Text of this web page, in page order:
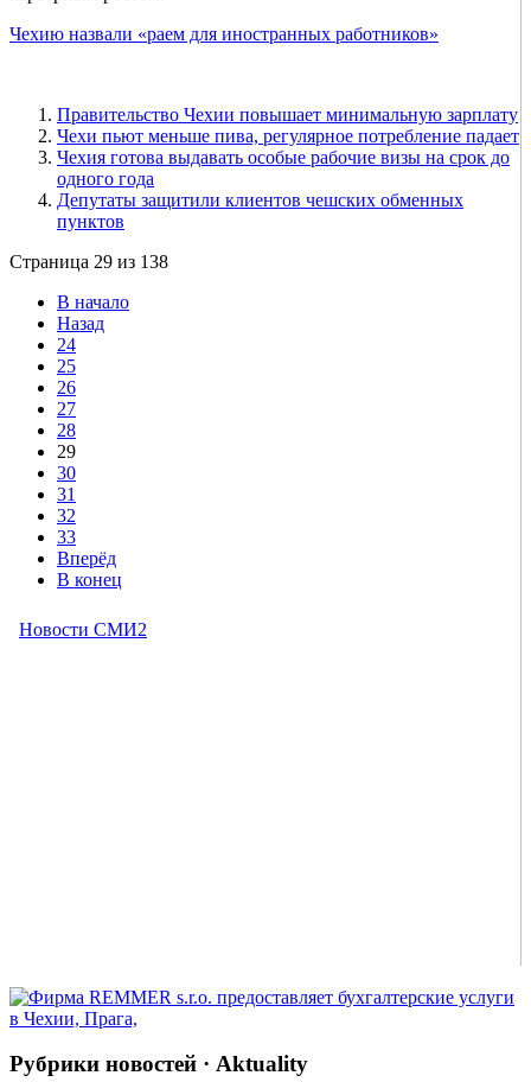
Чехию назвали «раем для иностранных работников»
Правительство Чехии повышает минимальную зарплату
Чехи пьют меньше пива, регулярное потребление падает
Чехия готова выдавать особые рабочие визы на срок до
одного года
Депутаты защитили клиентов чешских обменных
пунктов
Страница 29 из 138
В начало
Назад
24
25
26
27
28
29
30
31
32
33
Вперёд
В конец
Рубрики новостей · Aktuality